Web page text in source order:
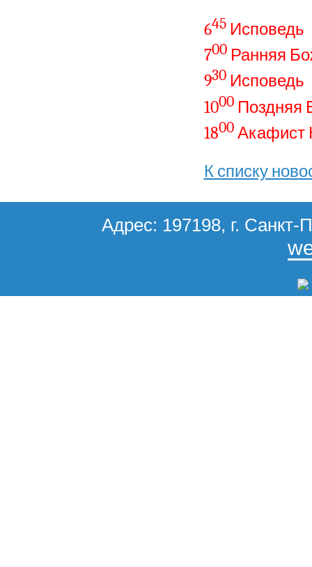
645 Исповедь
700 Ранняя
930 Исповедь
1000 Поздняя
1800 Акафист
К списку
Адрес: 197198, г. Санкт-